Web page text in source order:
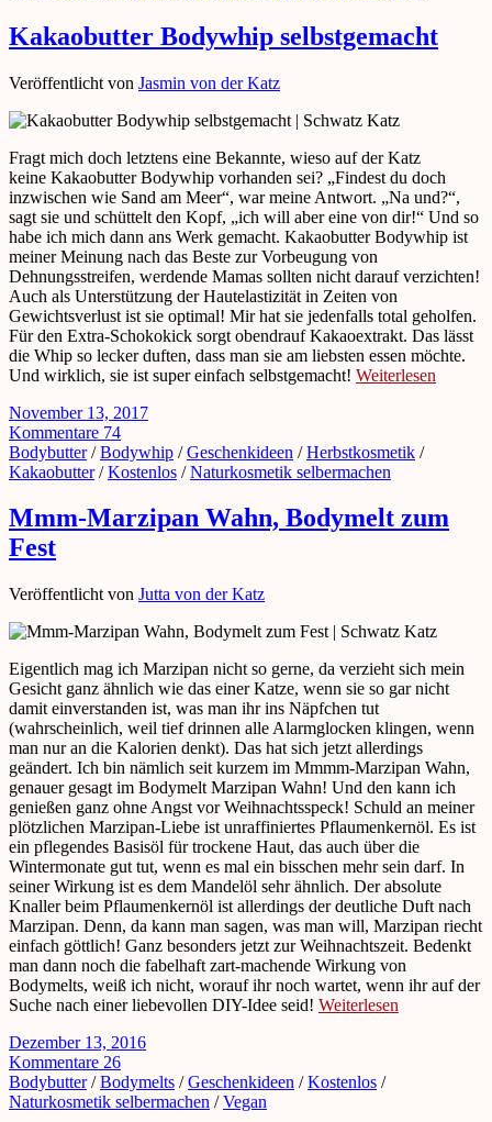
Kakaobutter Bodywhip selbstgemacht
Veröffentlicht von Jasmin von der Katz
Fragt mich doch letztens eine Bekannte, wieso auf der Katz
keine Kakaobutter Bodywhip vorhanden sei? „Findest du doch
inzwischen wie Sand am Meer“, war meine Antwort. „Na und?“,
sagt sie und schüttelt den Kopf, „ich will aber eine von dir!“ Und so
habe ich mich dann ans Werk gemacht. Kakaobutter Bodywhip ist
meiner Meinung nach das Beste zur Vorbeugung von
Dehnungsstreifen, werdende Mamas sollten nicht darauf verzichten!
Auch als Unterstützung der Hautelastizität in Zeiten von
Gewichtsverlust ist sie optimal! Mir hat sie jedenfalls total geholfen.
Für den Extra-Schokokick sorgt obendrauf Kakaoextrakt. Das lässt
die Whip so lecker duften, dass man sie am liebsten essen möchte.
Und wirklich, sie ist super einfach selbstgemacht! Weiterlesen
November 13, 2017
Kommentare 74
Bodybutter/Bodywhip /Geschenkideen /Herbstkosmetik /
Kakaobutter/Kostenlos /Naturkosmetik selbermachen
Mmm-Marzipan Wahn, Bodymelt zum
Fest
Veröffentlicht von Jutta von der Katz
Eigentlich mag ich Marzipan nicht so gerne, da verzieht sich mein
Gesicht ganz ähnlich wie das einer Katze, wenn sie so gar nicht
damit einverstanden ist, was man ihr ins Näpfchen tut
(wahrscheinlich, weil tief drinnen alle Alarmglocken klingen, wenn
man nur an die Kalorien denkt). Das hat sich jetzt allerdings
geändert. Ich bin nämlich seit kurzem im Mmmm-Marzipan Wahn,
genauer gesagt im Bodymelt Marzipan Wahn! Und den kann ich
genießen ganz ohne Angst vor Weihnachtsspeck! Schuld an meiner
plötzlichen Marzipan-Liebe ist unraffiniertes Pflaumenkernöl. Es ist
ein pflegendes Basisöl für trockene Haut, das auch über die
Wintermonate gut tut, wenn es mal ein bisschen mehr sein darf. In
seiner Wirkung ist es dem Mandelöl sehr ähnlich. Der absolute
Knaller beim Pflaumenkernöl ist allerdings der deutliche Duft nach
Marzipan. Denn, da kann man sagen, was man will, Marzipan riecht
einfach göttlich! Ganz besonders jetzt zur Weihnachtszeit. Bedenkt
man dann noch die fabelhaft zart-machende Wirkung von
Bodymelts, weiß ich nicht, worauf ihr noch wartet, wenn ihr auf der
Suche nach einer liebevollen DIY-Idee seid! Weiterlesen
Dezember 13, 2016
Kommentare 26
Bodybutter/Bodymelts /Geschenkideen /Kostenlos /
Naturkosmetik selbermachen /Vegan